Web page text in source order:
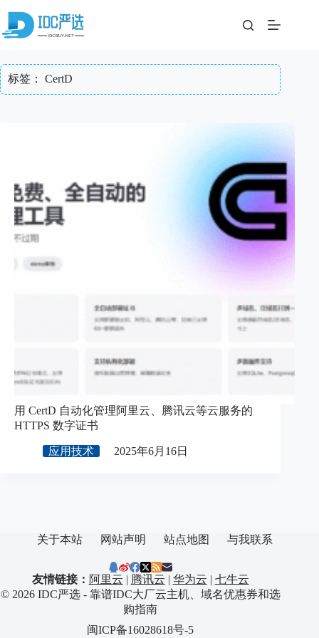
内
标签： CertD
用 CertD 自动化管理阿里云、腾讯云等云服务的
HTTPS 数字证书
应用技术 2025年6月16日
关于本站 网站声明 站点地图 与我联系
友情链接： 阿里云 | 腾讯云 | 华为云 | 七牛云
© 2026 IDC严选 - 靠谱IDC大厂云主机、域名优惠券和选
购指南
闽ICP备16028618号-5